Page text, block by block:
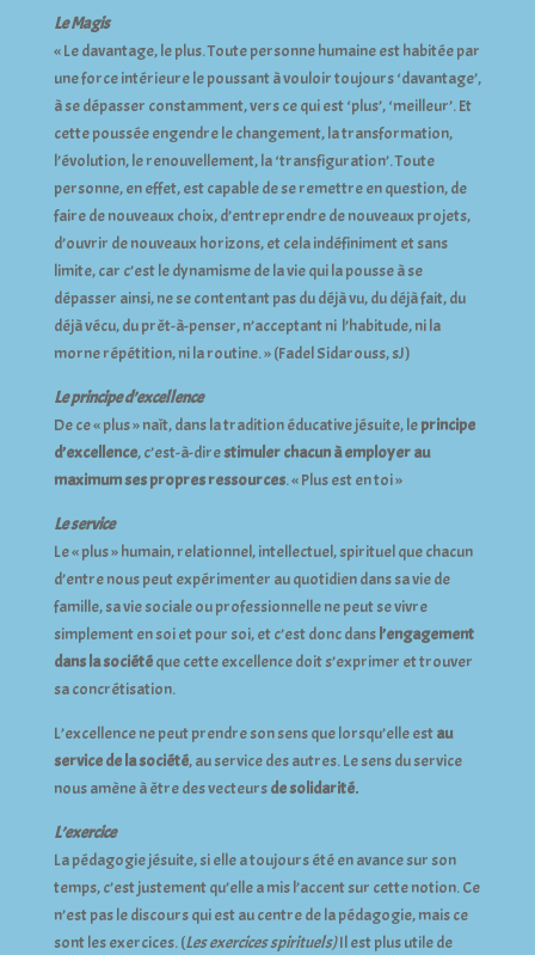
Le Magis
« Le davantage, le plus. Toute personne humaine est habitée par
une force intérieure le poussant à vouloir toujours ‘davantage’,
à se dépasser constamment, vers ce qui est ‘plus’, ‘meilleur’. Et
cette poussée engendre le changement, la transformation,
l’évolution, le renouvellement, la ‘transfiguration’. Toute
personne, en effet, est capable de se remettre en question, de
faire de nouveaux choix, d’entreprendre de nouveaux projets,
d’ouvrir de nouveaux horizons, et cela indéfiniment et sans
limite, car c’est le dynamisme de la vie qui la pousse à se
dépasser ainsi, ne se contentant pas du déjà vu, du déjà fait, du
déjà vécu, du prêt-à-penser, n’acceptant ni l’habitude, ni la
morne répétition, ni la routine. » (Fadel Sidarouss, sJ)
Le principe d’excellence
De ce « plus » naît, dans la tradition éducative jésuite, leprincipe
d’excellence, c’est-à-direstimuler chacun àemployer au
maximum ses propres ressources. « Plus est en toi »
Le service
Le « plus » humain, relationnel, intellectuel, spirituel que chacun
d’entre nous peut expérimenter au quotidien dans sa vie de
famille, sa vie sociale ou professionnelle ne peut se vivre
simplement en soi et pour soi, et c’est donc dans l’engagement
dans la sociétéque cette excellence doit s’exprimer et trouver
sa concrétisation.
L’excellence ne peut prendre son sens que lorsqu’elle estau
service de la société, au service des autres. Le sens du service
nous amène à être des vecteursde solidarité.
L’exercice
La pédagogie jésuite, si elle a toujours été en avance sur son
temps, c’est justement qu’elle a mis l’accent sur cette notion. Ce
n’est pas le discours qui est au centre de la pédagogie, mais ce
sont les exercices. (Les exercices spirituels)Il est plus utile de